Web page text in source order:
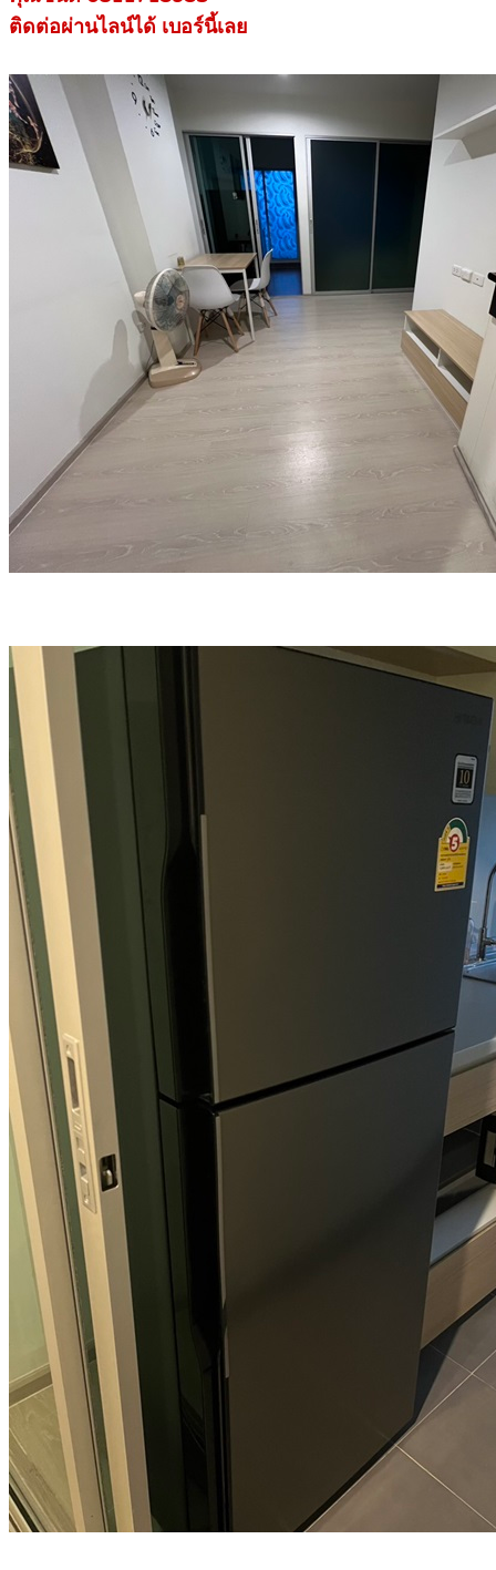
ติดต่อผ่านไลน์ได้ เบอร์นี้เลย